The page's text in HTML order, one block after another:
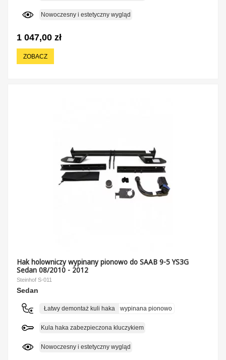
Nowoczesny i estetyczny wygląd
1 047,00 zł
ZOBACZ
Hak holowniczy wypinany pionowo do SAAB 9-5 YS3G
Sedan 08/2010 - 2012
Steinhof S-011
Sedan
Łatwy demontaż kuli haka wypinana pionowo
Kula haka zabezpieczona kluczykiem
Nowoczesny i estetyczny wygląd